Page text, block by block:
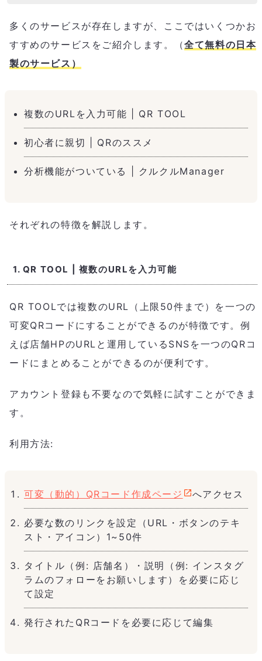
多くのサービスが存在しますが、ここではいくつかお
すすめのサービスをご紹介します。（全て無料の日本
製のサービス）
複数のURLを入力可能 | QR TOOL
初心者に親切 | QRのススメ
分析機能がついている | クルクルManager
それぞれの特徴を解説します。
1. QR TOOL | 複数のURLを入力可能
QR TOOLでは複数のURL（上限50件まで）を一つの
可変QRコードにすることができるのが特徴です。例
えば店舗HPのURLと運用しているSNSを一つのQRコ
ードにまとめることができるのが便利です。
アカウント登録も不要なので気軽に試すことができま
す。
利用方法:
可変（動的）QRコード作成ページ へアクセス
必要な数のリンクを設定（URL・ボタンのテキ
スト・アイコン）1~50件
タイトル（例: 店舗名）・説明（例: インスタグ
ラムのフォローをお願いします）を必要に応じ
て設定
発行されたQRコードを必要に応じて編集